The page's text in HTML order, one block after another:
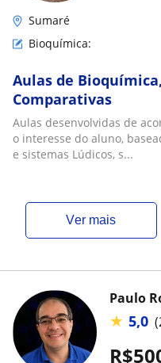
Sumaré
Bioquímica:
Aulas de
Comparativas
Aulas desenvolvidas de
o interesse do aluno,
e sistemas Lúdicos, s...
ver mais
Paulo
★ 5,0